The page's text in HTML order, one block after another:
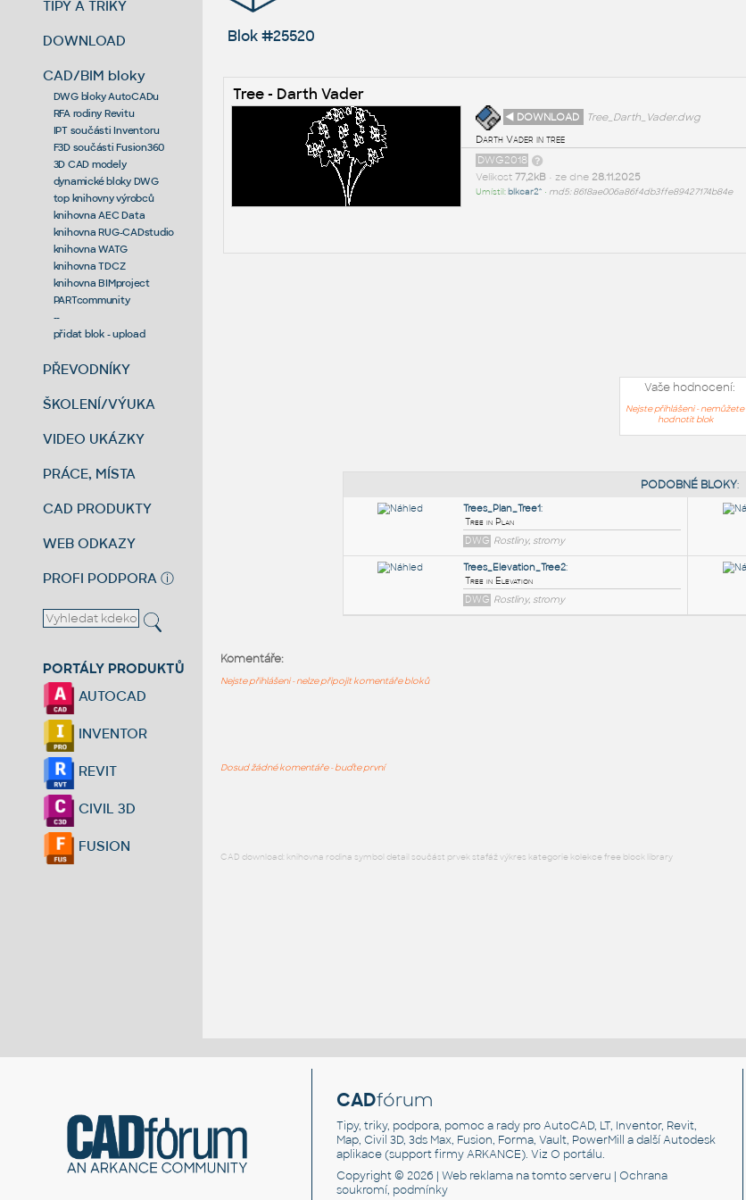
TIPY A TRIKY
DOWNLOAD
CAD/BIM bloky
DWG bloky AutoCADu
RFA rodiny Revitu
IPT součásti Inventoru
F3D součásti Fusion360
3D CAD modely
dynamické bloky DWG
top knihovny výrobců
knihovna AEC Data
knihovna RUG-CADstudio
knihovna WATG
knihovna TDCZ
knihovna BIMproject
PARTcommunity
--
přidat blok - upload
PŘEVODNÍKY
ŠKOLENÍ/VÝUKA
VIDEO UKÁZKY
PRÁCE, MÍSTA
CAD PRODUKTY
WEB ODKAZY
PROFI PODPORA ⓘ
PORTÁLY PRODUKTŮ
AUTOCAD
INVENTOR
REVIT
CIVIL 3D
FUSION
Blok #25520
Tree - Darth Vader
◄ DOWNLOAD
Tree_Darth_Vader.dwg
Darth Vader in tree
DWG2018
Velikost 77,2kB• ze dne 28.11.2025
Umístil: blkcar2^ • md5: 8618ae006a86f4db3ffe89427174b84e
Vaše hodnocení:
Nejste přihlášeni - nemůžete
hodnotit blok
Komentáře:
Nejste přihlášeni - nelze připojit komentáře bloků
Dosud žádné komentáře - buďte první
CAD download: knihovna rodina symbol detail součást prvek stafáž výkres kategorie kolekce free block library
CADfórum
Tipy, triky, podpora, pomoc a rady pro AutoCAD, LT, Inventor, Revit,
Map, Civil 3D, 3ds Max, Fusion, Forma, Vault, PowerMill a další Autodesk
aplikace (support firmy ARKANCE). VizO portálu.
Copyright © 2026 |Web reklama na tomto serveru |Ochrana
soukromí, podmínky